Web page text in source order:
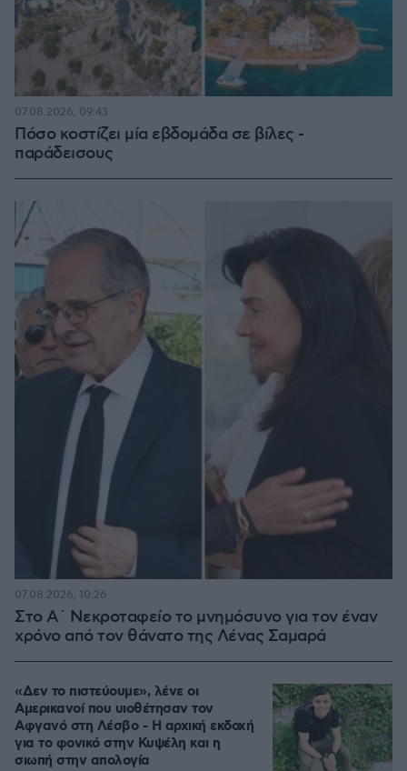
Πόσο κοστίζει μία εβδομάδα σε βίλες -
παράδεισους
07.08.2026, 09:43
Στο Α΄ Νεκροταφείο το μνημόσυνο για τον έναν
χρόνο από τον θάνατο της Λένας Σαμαρά
07.08.2026, 10:26
«Δεν το πιστεύουμε», λένε οι
Αμερικανοί που υιοθέτησαν τον
Αφγανό στη Λέσβο - Η αρχική εκδοχή
για το φονικό στην Κυψέλη και η
σιωπή στην απολογία